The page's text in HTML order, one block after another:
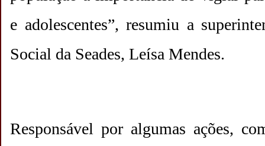
e adolescentes”, resumiu a
Social da Seades, Leísa Mendes.
Responsável por algumas ações,